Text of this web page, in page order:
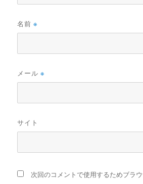
名前※
メール※
サイト
次回のコメントで使用するためブラ